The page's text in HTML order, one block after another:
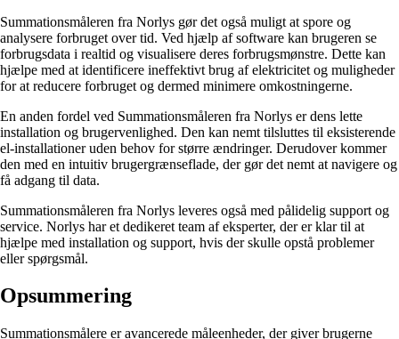
Summationsmåleren fra Norlys gør det også muligt at spore og
analysere forbruget over tid. Ved hjælp af software kan brugeren se
forbrugsdata i realtid og visualisere deres forbrugsmønstre. Dette kan
hjælpe med at identificere ineffektivt brug af elektricitet og muligheder
for at reducere forbruget og dermed minimere omkostningerne.
En anden fordel ved Summationsmåleren fra Norlys er dens lette
installation og brugervenlighed. Den kan nemt tilsluttes til eksisterende
el-installationer uden behov for større ændringer. Derudover kommer
den med en intuitiv brugergrænseflade, der gør det nemt at navigere og
få adgang til data.
Summationsmåleren fra Norlys leveres også med pålidelig support og
service. Norlys har et dedikeret team af eksperter, der er klar til at
hjælpe med installation og support, hvis der skulle opstå problemer
eller spørgsmål.
Opsummering
Summationsmålere er avancerede måleenheder, der giver brugerne